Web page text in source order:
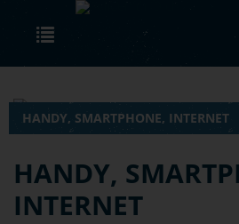
Skip to main content
HANDY, SMARTPHONE, INTERNET
HANDY,
INTERNET